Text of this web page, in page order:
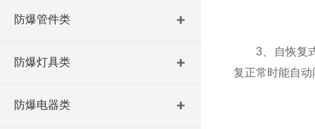
防爆管件类
防爆灯具类
防爆电器类
3、自恢复式
复正常时能自